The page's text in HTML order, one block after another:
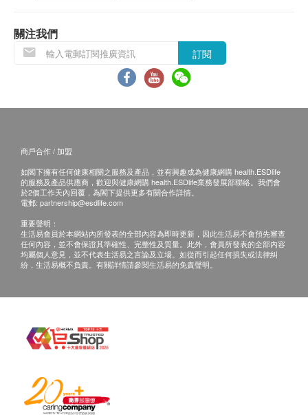
關注我們
訂閱
商戶合作 / 加盟
如閣下擁有任何健康相關之服務及產品，並有興趣成為健康網購 health.ESDlife
的服務及產品供應商，歡迎與健康網購 health.ESDlife業務發展部聯絡。我們會
於2個工作天內回覆，為閣下提供更多有關合作詳情。
電郵: partnership@esdlife.com
重要聲明：
生活易會員於本網站內所發表的全部內容為即時更新，因此生活易不會預先審查
任何內容，並不會保證其準確性、完整性及質量。此外，會員所發表的全部內容
均屬個人意見，並不代表生活易之言論及立場。如從而引起任何損失或法律糾
紛，生活易概不負責。有關詳情請參閱生活易的免責聲明。